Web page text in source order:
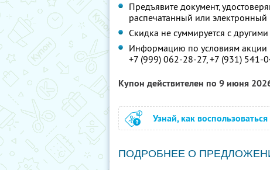
Предъявите документ,
распечатанный или электронный
Скидка не суммируется с
Информацию по условиям акции
+7 (999) 062-28-27, +7 (931) 541-
Купон действителен по 9 июня
Узнай, как
ПОДРОБНЕЕ О